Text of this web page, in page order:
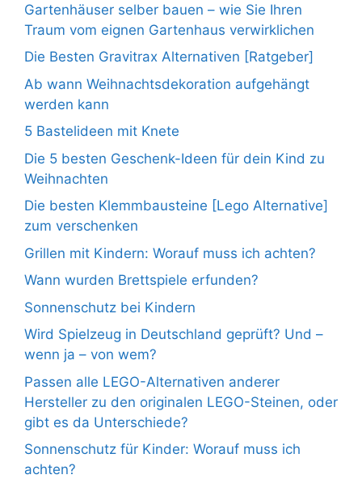
Gartenhäuser selber bauen – wie Sie Ihren
Traum vom eignen Gartenhaus verwirklichen
Die Besten Gravitrax Alternativen [Ratgeber]
Ab wann Weihnachtsdekoration aufgehängt
werden kann
5 Bastelideen mit Knete
Die 5 besten Geschenk-Ideen für dein Kind zu
Weihnachten
Die besten Klemmbausteine [Lego Alternative]
zum verschenken
Grillen mit Kindern: Worauf muss ich achten?
Wann wurden Brettspiele erfunden?
Sonnenschutz bei Kindern
Wird Spielzeug in Deutschland geprüft? Und –
wenn ja – von wem?
Passen alle LEGO-Alternativen anderer
Hersteller zu den originalen LEGO-Steinen, oder
gibt es da Unterschiede?
Sonnenschutz für Kinder: Worauf muss ich
achten?